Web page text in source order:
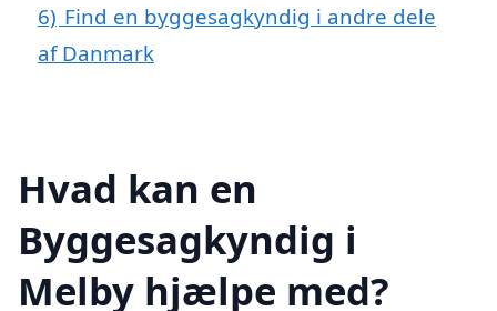
6) Find en byggesagkyndig i andre dele
af Danmark
Hvad kan en
Byggesagkyndig i
Melby hjælpe med?